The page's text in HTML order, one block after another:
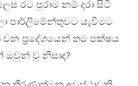
රට පුරාම නම් දරා සිටි
පාර්ලිමේන්තුවට යැවීමට
වන ප්‍රදේශයෙන් තම පක්ෂය
වූ නිසාද?